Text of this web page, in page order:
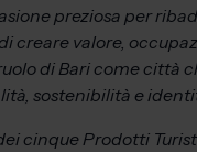
preziosa per
creare valore,
di Bari come città
sostenibilità e
cinque Prodotti